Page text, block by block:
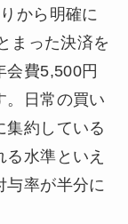
から明確に
まった決済を
会費5,500円
。日常の買い
集約している
水準といえ
率が半分に